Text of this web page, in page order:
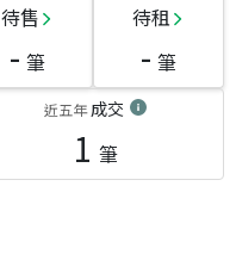
待售
- 筆
待租
- 筆
近五年成交
1 筆